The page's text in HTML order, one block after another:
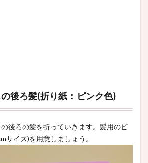
後ろ髪(折り紙：ピンク色)
後ろの髪を折っていきます。髪用のピ
サイズ)を用意しましょう。